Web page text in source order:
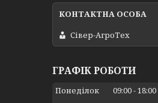
Сівер-АгроТех
ГРАФІК РОБОТИ
Понеділок 09:00 18:00